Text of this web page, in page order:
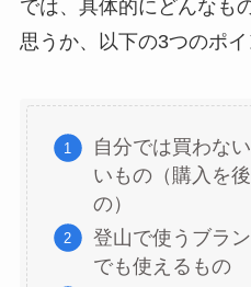
では、具体的にどんなも
思うか、以下の3つのポイ
自分では買わな
いもの（購入を
の）
登山で使うブラ
でも使えるもの